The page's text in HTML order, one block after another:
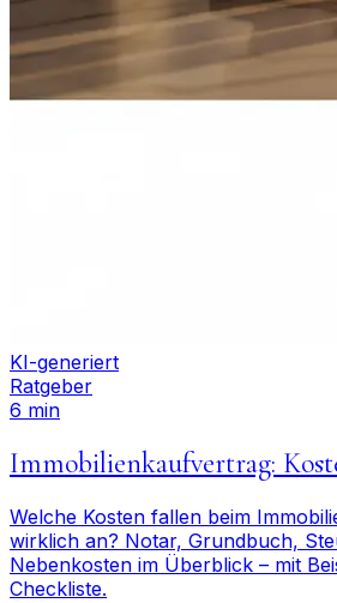
KI-generiert
Ratgeber
6 min
Immobilienkaufvertrag:
Welche Kosten fallen beim
wirklich an? Notar, Grundbuch,
Nebenkosten im Überblick – mit
Checkliste.